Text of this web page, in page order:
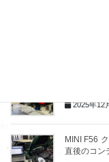
2025年12
MINI F56
直後のコン